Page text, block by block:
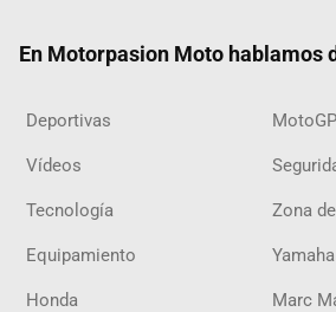
En Motorpasion Moto hablamos
Deportivas MotoGP
Vídeos
Tecnología Zona
Equipamiento Yamaha
Honda Marc